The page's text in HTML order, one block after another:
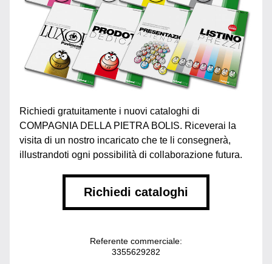
Richiedi gratuitamente i nuovi cataloghi di
COMPAGNIA DELLA PIETRA BOLIS. Riceverai la
visita di un nostro incaricato che te li consegnerà,
illustrandoti ogni possibilità di collaborazione futura.
Richiedi cataloghi
Referente commerciale:
3355629282